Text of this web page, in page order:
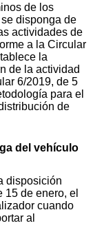
de los
disponga de
actividades de
a la Circular
la
de la actividad
6/2019, de 5
para el
de
del vehículo
disposición
de enero, el
cuando
al